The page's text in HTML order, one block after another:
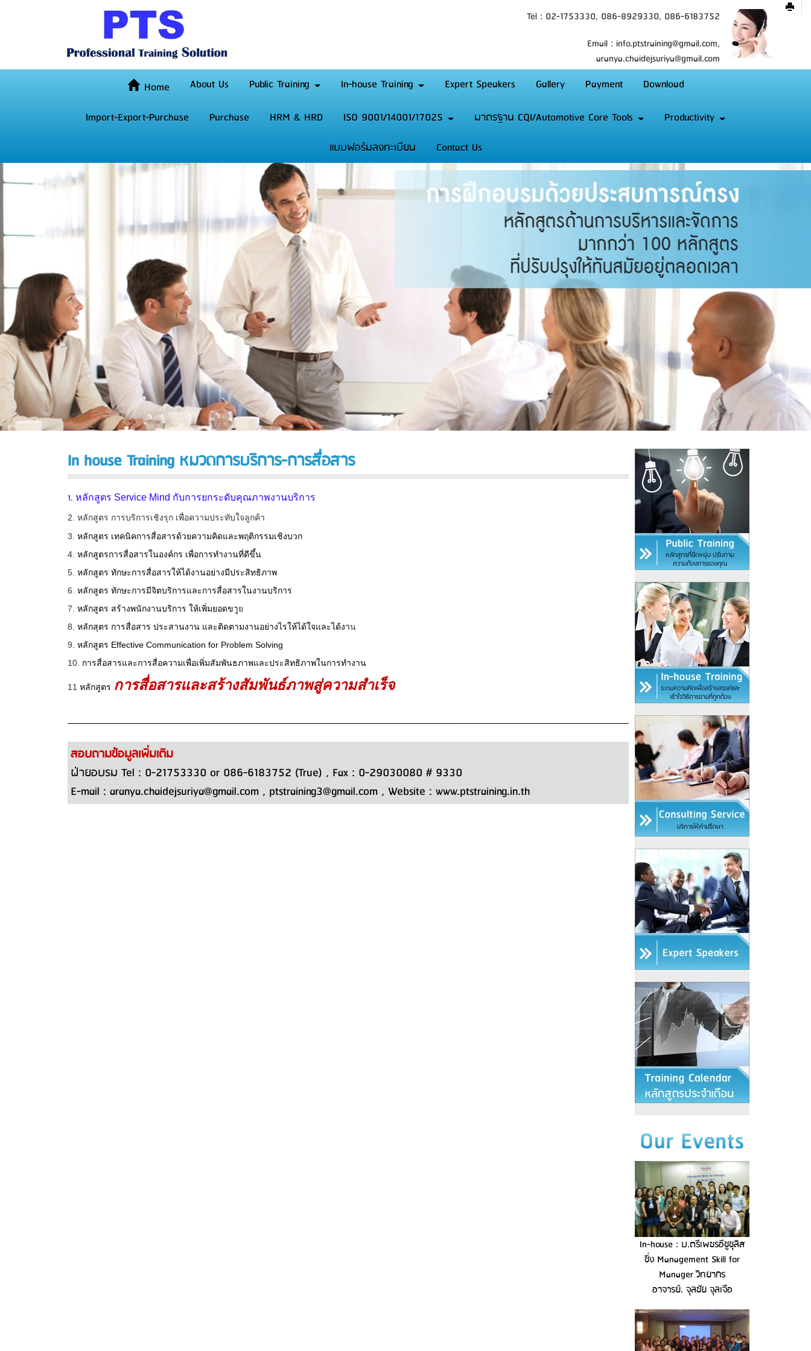
Home About Us Public Training In-house Training Expert Speakers Gallery Payment
Download
Import-Export-Purchase
Purchase HRM & HRD ISO 9001/14001/17025 มาตรฐาน CQI/Automotive Core Tools
Productivity
แบบฟอร์มลงทะเบียน
Contact Us
Tel : 02-1753330, 086-8929330, 086-6183752
Email : info.ptstraining@gmail.com,
aranya.chaidejsuriya@gmail.com
In house Training หมวดการบริการ-การสื่อสาร
1. หลักสูตร Service Mind กับการยกระดับคุณภาพงานบริการ
2. หลักสูตร การบริการเชิงรุก เพื่อความประทับใจลูกค้า
3. หลักสูตร เทคนิคการสื่อสารด้วยความคิดและพฤติกรรมเชิงบวก
4. หลักสูตรการสื่อสารในองค์กร เพื่อการทำงานที่ดีขึ้น
5. หลักสูตร ทักษะการสื่อสารให้ได้งานอย่างมีประสิทธิภาพ
6. หลักสูตร ทักษะการมีจิตบริการและการสื่อสารในงานบริการ
7. หลักสูตร สร้างพนักงานบริการ ให้เพิ่มยอดขาูย
8. หลักสุตร การสื่อสาร ประสานงาน และติดตามงานอย่างไรให้ได้ใจและได้งาน
9. หลักสูตร Effective Communication for Problem Solving
10. การสื่อสารและการสื่อความเพื่อเพิ่มสัมพันธภาพและประสิทธิภาพในการทำงาน
11 หลักสูตร การสื่อสารและสร้างสัมพันธ์ภาพสู่ความสำเร็จ
สอบถามข้อมูลเพิ่มเติม
ฝ่ายอบรม Tel : 0-21753330 or 086-6183752 (True) , Fax : 0-29030080 # 9330
E-mail : aranya.chaidejsuriya@gmail.com , ptstraining3@gmail.com , Website : www.ptstraining.in.th
In-house : บ.ตรีเพชรอีซูซุลิส
ซิ่ง Management Skill for
Manager วิทยากร
อาจารย์. จุลชัย จุลเจือ